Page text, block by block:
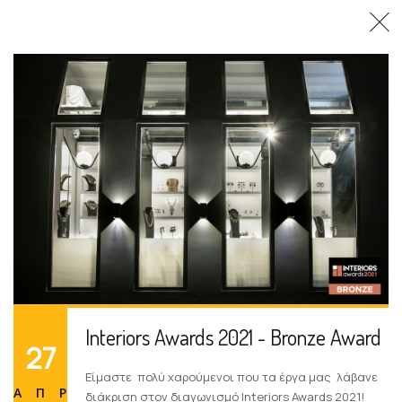
27
ΑΠΡ
Interiors Awards 2021 - Bronze Award
Είμαστε πολύ χαρούμενοι που τα έργα μας λάβανε
διάκριση στον διαγωνισμό Interiors Awards 2021!
EtC